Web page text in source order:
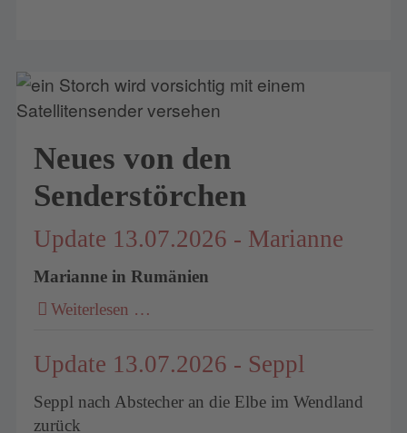
Neues von den
Senderstörchen
Update 13.07.2026 - Marianne
Marianne in Rumänien
Weiterlesen …
Update 13.07.2026 - Seppl
Seppl nach Abstecher an die Elbe im Wendland
zurück